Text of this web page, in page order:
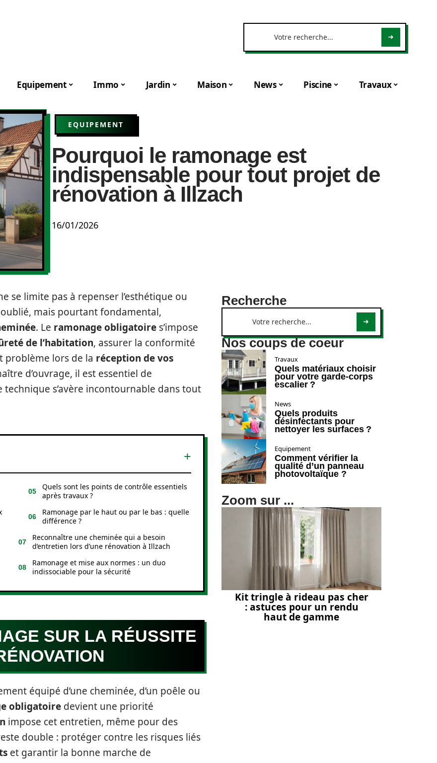
Equipement Immo Jardin Maison News Piscine Travaux
EQUIPEMENT
Pourquoi le ramonage est
indispensable pour tout projet de
rénovation à Illzach
16/01/2026
se limite pas à repenser l’esthétique ou
mais pourtant fondamental,
. Le ramonage obligatoire s’impose
de l’habitation, assurer la conformité
problème lors de la réception de vos
d’ouvrage, il est essentiel de
s’avère incontournable dans tout
Quels sont les points de contrôle essentiels
après travaux ?
Ramonage par le haut ou par le bas : quelle
différence ?
Reconnaître une cheminée qui a besoin
d’entretien lors d’une rénovation à Illzach
Ramonage et mise aux normes : un duo
indissociable pour la sécurité
SUR LA RÉUSSITE
équipé d’une cheminée, d’un poêle ou
obligatoire devient une priorité
impose cet entretien, même pour des
double : protéger contre les risques liés
et garantir la bonne marche de
Recherche
Nos coups de coeur
Travaux
Quels matériaux choisir
pour votre garde-corps
escalier ?
News
Quels produits
désinfectants pour
nettoyer les surfaces ?
Equipement
Comment vérifier la
qualité d’un panneau
photovoltaïque ?
Zoom sur ...
Kit tringle à rideau pas cher
: astuces pour un rendu
haut de gamme